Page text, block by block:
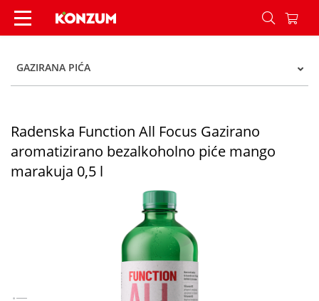
Radenska Function All Focus Gazirano
GAZIRANA PIĆA
Radenska Function All Focus Gazirano
aromatizirano bezalkoholno piće mango
marakuja 0,5 l